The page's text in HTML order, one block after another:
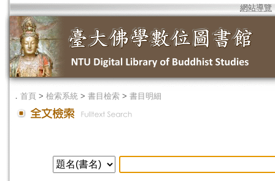
網站導覽
． 首頁 > 檢索系統 > 書目檢索 > 書目明細